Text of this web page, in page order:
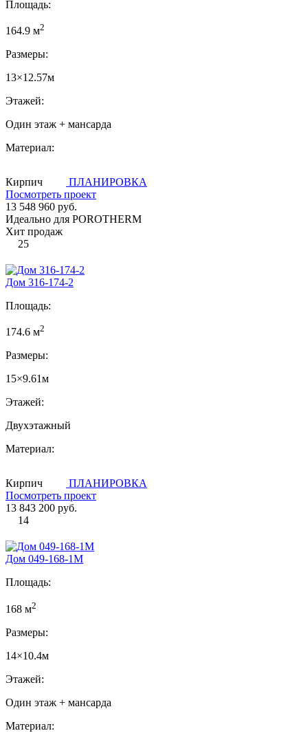
Площадь:
164.9 м2
Размеры:
13×12.57м
Этажей:
Один этаж + мансарда
Материал:
Кирпич
ПЛАНИРОВКА
Посмотреть проект
13 548 960 руб.
Идеально для POROTHERM
Хит продаж
25
Дом 316-174-2
Площадь:
174.6 м2
Размеры:
15×9.61м
Этажей:
Двухэтажный
Материал:
Кирпич
ПЛАНИРОВКА
Посмотреть проект
13 843 200 руб.
14
Дом 049-168-1М
Площадь:
168 м2
Размеры:
14×10.4м
Этажей:
Один этаж + мансарда
Материал: